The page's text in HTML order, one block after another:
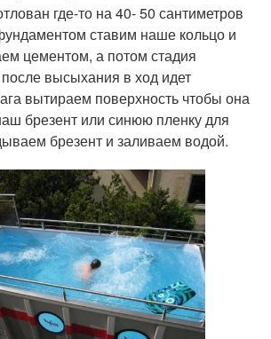
где-то на 40- 50 сантиметров
ставим наше кольцо и
цементом, а потом стадия
высыхания в ход идет
вытираем поверхность чтобы она
брезент или синюю пленку для
брезент и заливаем водой.